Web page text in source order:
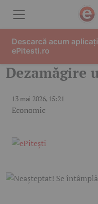
Dezamăgire
13 mai 2026, 15:21
Economic
Descarcă acum
ePitesti.ro